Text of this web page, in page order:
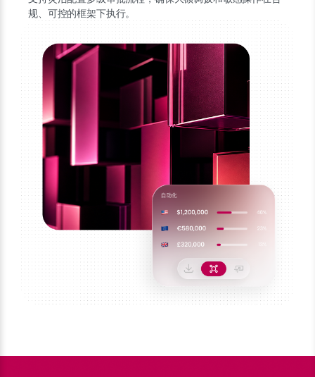
规、可控的框架下执行。